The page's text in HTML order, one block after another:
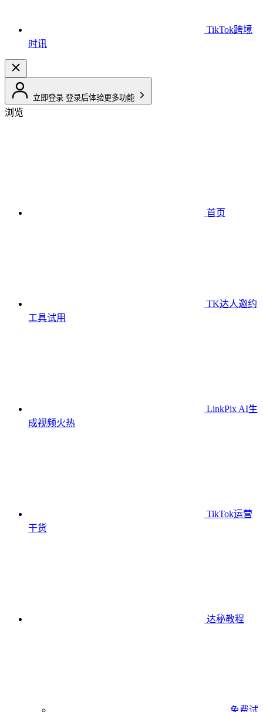
TikTok跨境
时讯
立即登录 登录后体验更多功能
浏览
首页
TK达人邀约
工具试用
LinkPix AI生
成视频火热
TikTok运营
干货
达秘教程
免费试